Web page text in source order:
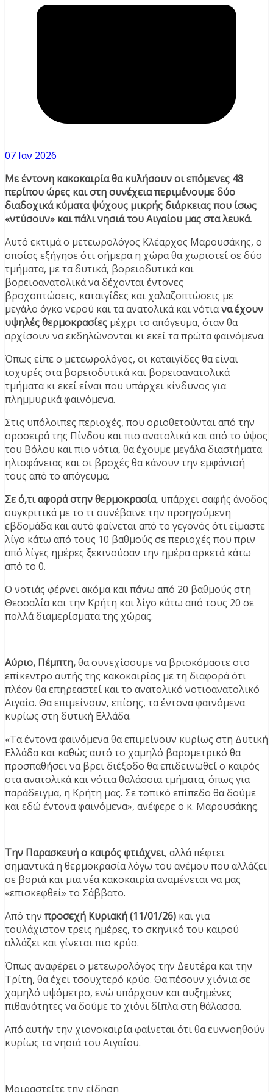
07 Ιαν 2026
Με έντονη κακοκαιρία θα κυλήσουν οι επόμενες 48
περίπου ώρες και στη συνέχεια περιμένουμε δύο
διαδοχικά κύματα ψύχους μικρής διάρκειας που ίσως
«ντύσουν» και πάλι νησιά του Αιγαίου μας στα λευκά.
Αυτό εκτιμά ο μετεωρολόγος Κλέαρχος Μαρουσάκης, ο
οποίος εξήγησε ότι σήμερα η χώρα θα χωριστεί σε δύο
τμήματα, με τα δυτικά, βορειοδυτικά και
βορειοανατολικά να δέχονται έντονες
βροχοπτώσεις, καταιγίδες και χαλαζοπτώσεις με
μεγάλο όγκο νερού και τα ανατολικά και νότιανα έχουν
υψηλές θερμοκρασίες μέχρι το απόγευμα, όταν θα
αρχίσουν να εκδηλώνονται κι εκεί τα πρώτα φαινόμενα.
Όπως είπε ο μετεωρολόγος, οι καταιγίδες θα είναι
ισχυρές στα βορειοδυτικά και βορειοανατολικά
τμήματα κι εκεί είναι που υπάρχει κίνδυνος για
πλημμυρικά φαινόμενα.
Στις υπόλοιπες περιοχές, που οριοθετούνται από την
οροσειρά της Πίνδου και πιο ανατολικά και από το ύψος
του Βόλου και πιο νότια, θα έχουμε μεγάλα διαστήματα
ηλιοφάνειας και οι βροχές θα κάνουν την εμφάνισή
τους από το απόγευμα.
Σε ό,τι αφορά στην θερμοκρασία, υπάρχει σαφής άνοδος
συγκριτικά με το τι συνέβαινε την προηγούμενη
εβδομάδα και αυτό φαίνεται από το γεγονός ότι είμαστε
λίγο κάτω από τους 10 βαθμούς σε περιοχές που πριν
από λίγες ημέρες ξεκινούσαν την ημέρα αρκετά κάτω
από το 0.
Ο νοτιάς φέρνει ακόμα και πάνω από 20 βαθμούς στη
Θεσσαλία και την Κρήτη και λίγο κάτω από τους 20 σε
πολλά διαμερίσματα της χώρας.
Αύριο, Πέμπτη,θα συνεχίσουμε να βρισκόμαστε στο
επίκεντρο αυτής της κακοκαιρίας με τη διαφορά ότι
πλέον θα επηρεαστεί και το ανατολικό νοτιοανατολικό
Αιγαίο. Θα επιμείνουν, επίσης, τα έντονα φαινόμενα
κυρίως στη δυτική Ελλάδα.
«Τα έντονα φαινόμενα θα επιμείνουν κυρίως στη Δυτική
Ελλάδα και καθώς αυτό το χαμηλό βαρομετρικό θα
προσπαθήσει να βρει διέξοδο θα επιδεινωθεί ο καιρός
στα ανατολικά και νότια θαλάσσια τμήματα, όπως για
παράδειγμα, η Κρήτη μας. Σε τοπικό επίπεδο θα δούμε
και εδώ έντονα φαινόμενα», ανέφερε ο κ. Μαρουσάκης.
Την Παρασκευή ο καιρός φτιάχνει, αλλά πέφτει
σημαντικά η θερμοκρασία λόγω του ανέμου που αλλάζει
σε βοριά και μια νέα κακοκαιρία αναμένεται να μας
«επισκεφθεί» το Σάββατο.
Από την προσεχή Κυριακή (11/01/26) και για
τουλάχιστον τρεις ημέρες, το σκηνικό του καιρού
αλλάζει και γίνεται πιο κρύο.
Όπως αναφέρει ο μετεωρολόγος την Δευτέρα και την
Τρίτη, θα έχει τσουχτερό κρύο. Θα πέσουν χιόνια σε
χαμηλό υψόμετρο, ενώ υπάρχουν και αυξημένες
πιθανότητες να δούμε το χιόνι δίπλα στη θάλασσα.
Από αυτήν την χιονοκαιρία φαίνεται ότι θα ευννοηθούν
κυρίως τα νησιά του Αιγαίου.
Μοιραστείτε την είδηση